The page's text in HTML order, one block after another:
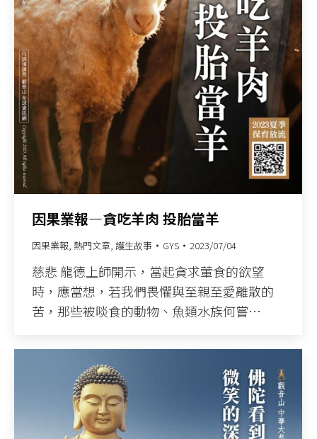
因果業報—貪吃羊肉 投胎當羊
因果業報, 熱門文章, 護生故事 GYS 2023/07/04
慈悲 龍德上師開示，當起貪求葷食的欲望
時，應當想，若我們畏懼與至親至愛離散的
苦，那些被啖食的動物、魚類水族何嘗…